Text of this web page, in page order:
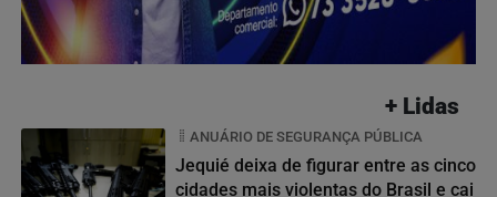
+ Lidas
ANUÁRIO DE SEGURANÇA PÚBLICA
Jequié deixa de figurar entre as cinco
cidades mais violentas do Brasil e cai